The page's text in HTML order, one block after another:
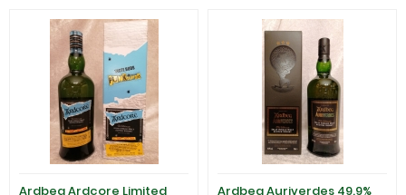
Ardbeg Ardcore Limited
Ardbeg Auriverdes 49.9%